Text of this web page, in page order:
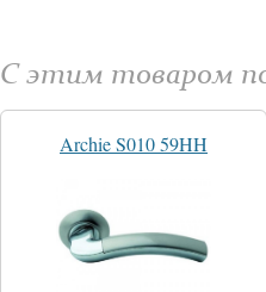
С этим товаром
Archie S010 59HH